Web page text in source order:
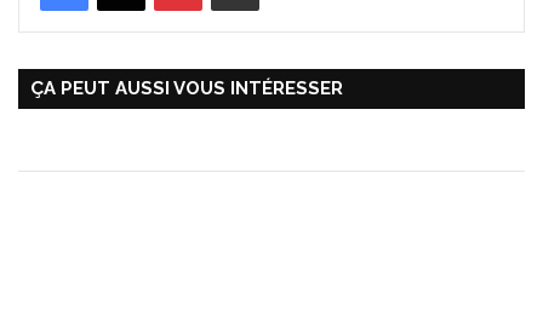
ÇA PEUT AUSSI VOUS INTÉRESSER